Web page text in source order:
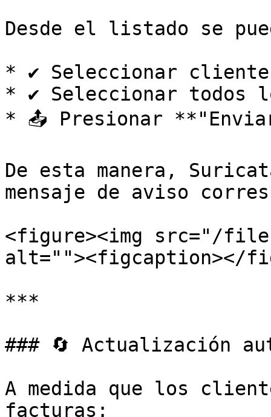
Desde el listado se
* ✔️ Seleccionar
* ✔️ Seleccionar
* 📤 Presionar
De esta manera,
mensaje de aviso
<figure><img src="/
alt=""><figcaption></
***
### 🔄 Actualización
A medida que los
facturas: